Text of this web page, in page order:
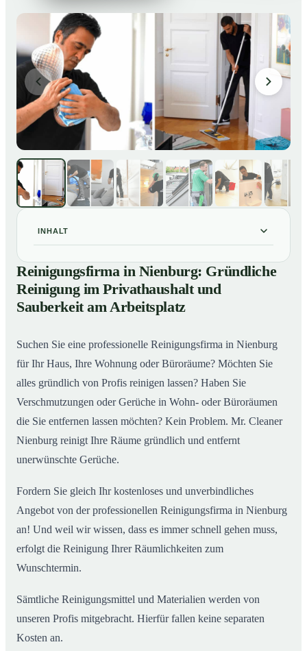
INHALT
01Reinigungsfirma in Nienburg: Gründliche Reinigung im
Privathaushalt und Sauberkeit am Arbeitsplatz
02 So arbeitet eine Reinigungsfirma in Nienburg
Reinigungsfirma in Nienburg: Gründliche
Reinigung im Privathaushalt und
Sauberkeit am Arbeitsplatz
Suchen Sie eine professionelle Reinigungsfirma in Nienburg
für Ihr Haus, Ihre Wohnung oder Büroräume? Möchten Sie
alles gründlich von Profis reinigen lassen? Haben Sie
Verschmutzungen oder Gerüche in Wohn- oder Büroräumen
die Sie entfernen lassen möchten? Kein Problem. Mr. Cleaner
Nienburg reinigt Ihre Räume gründlich und entfernt
unerwünschte Gerüche.
Fordern Sie gleich Ihr kostenloses und unverbindliches
Angebot von der professionellen Reinigungsfirma in Nienburg
an! Und weil wir wissen, dass es immer schnell gehen muss,
erfolgt die Reinigung Ihrer Räumlichkeiten zum
Wunschtermin.
Sämtliche Reinigungsmittel und Materialien werden von
unseren Profis mitgebracht. Hierfür fallen keine separaten
Kosten an.